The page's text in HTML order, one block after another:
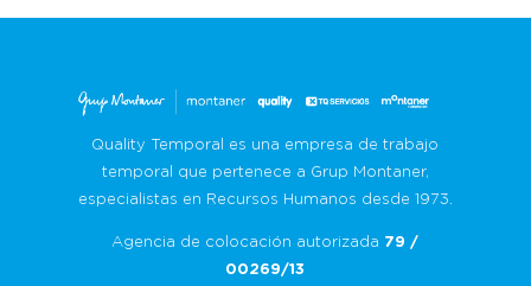
Quality Temporal es una empresa de trabajo
temporal que pertenece a Grup Montaner,
especialistas en Recursos Humanos desde 1973.
Agencia de colocación autorizada 79 /
00269/13